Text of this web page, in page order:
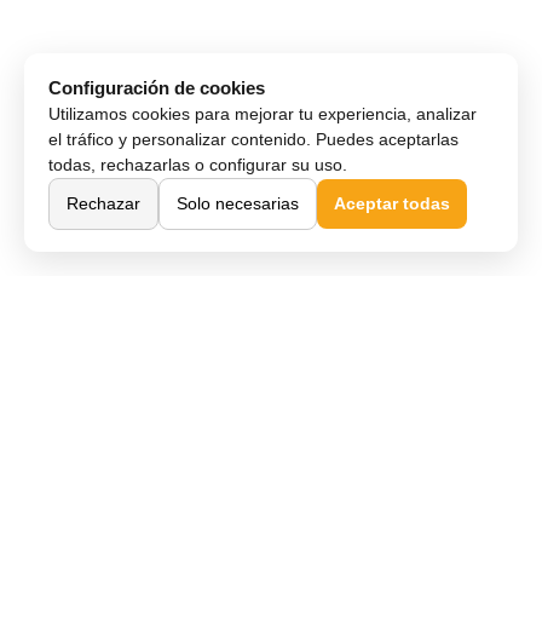
Configuración de cookies
Utilizamos cookies para mejorar tu experiencia, analizar
el tráfico y personalizar contenido. Puedes aceptarlas
todas, rechazarlas o configurar su uso.
Rechazar
Solo necesarias Aceptar todas